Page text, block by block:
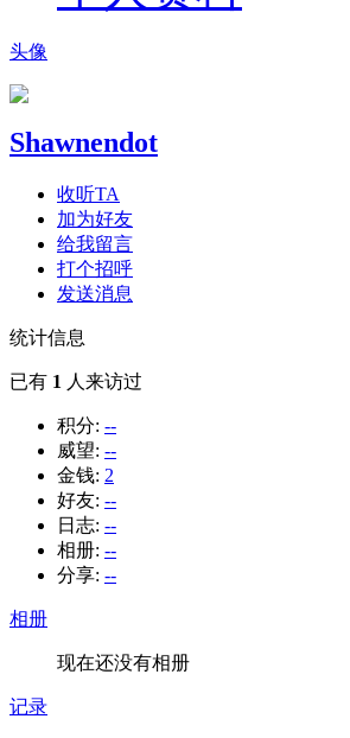
头像
Shawnendot
收听TA
加为好友
给我留言
打个招呼
发送消息
统计信息
已有 1 人来访过
积分: --
威望: --
金钱: 2
好友: --
日志: --
相册: --
分享: --
相册
现在还没有相册
记录